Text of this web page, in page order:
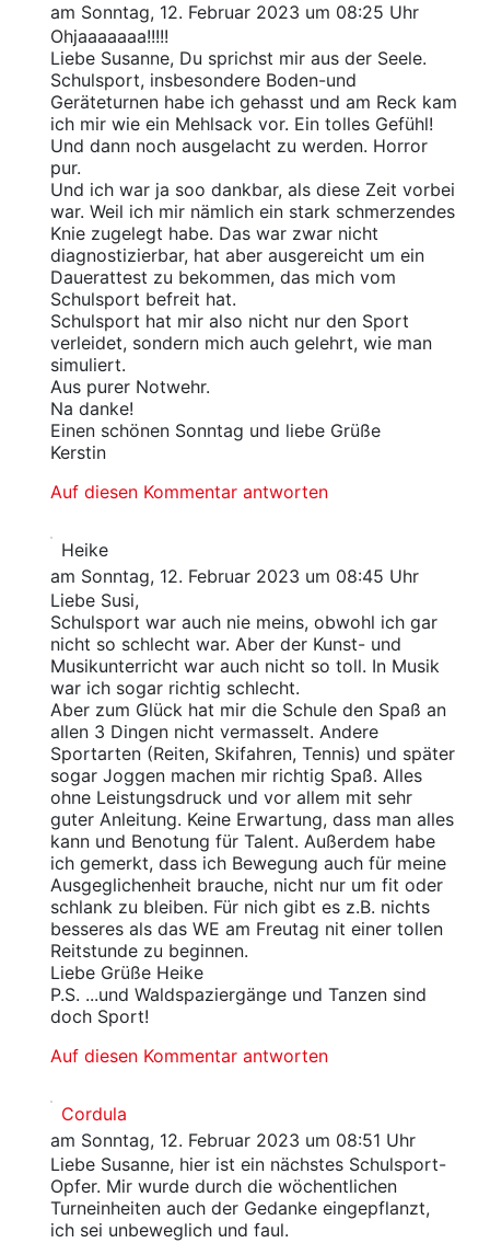
am Sonntag, 12. Februar 2023 um 08:25 Uhr
Ohjaaaaaaa!!!!!
Liebe Susanne, Du sprichst mir aus der Seele.
Schulsport, insbesondere Boden-und
Geräteturnen habe ich gehasst und am Reck kam
ich mir wie ein Mehlsack vor. Ein tolles Gefühl!
Und dann noch ausgelacht zu werden. Horror
pur.
Und ich war ja soo dankbar, als diese Zeit vorbei
war. Weil ich mir nämlich ein stark schmerzendes
Knie zugelegt habe. Das war zwar nicht
diagnostizierbar, hat aber ausgereicht um ein
Dauerattest zu bekommen, das mich vom
Schulsport befreit hat.
Schulsport hat mir also nicht nur den Sport
verleidet, sondern mich auch gelehrt, wie man
simuliert.
Aus purer Notwehr.
Na danke!
Einen schönen Sonntag und liebe Grüße
Kerstin
Auf diesen Kommentar antworten
Heike
am Sonntag, 12. Februar 2023 um 08:45 Uhr
Liebe Susi,
Schulsport war auch nie meins, obwohl ich gar
nicht so schlecht war. Aber der Kunst- und
Musikunterricht war auch nicht so toll. In Musik
war ich sogar richtig schlecht.
Aber zum Glück hat mir die Schule den Spaß an
allen 3 Dingen nicht vermasselt. Andere
Sportarten (Reiten, Skifahren, Tennis) und später
sogar Joggen machen mir richtig Spaß. Alles
ohne Leistungsdruck und vor allem mit sehr
guter Anleitung. Keine Erwartung, dass man alles
kann und Benotung für Talent. Außerdem habe
ich gemerkt, dass ich Bewegung auch für meine
Ausgeglichenheit brauche, nicht nur um fit oder
schlank zu bleiben. Für nich gibt es z.B. nichts
besseres als das WE am Freutag nit einer tollen
Reitstunde zu beginnen.
Liebe Grüße Heike
P.S. ...und Waldspaziergänge und Tanzen sind
doch Sport!
Auf diesen Kommentar antworten
Cordula
am Sonntag, 12. Februar 2023 um 08:51 Uhr
Liebe Susanne, hier ist ein nächstes Schulsport-
Opfer. Mir wurde durch die wöchentlichen
Turneinheiten auch der Gedanke eingepflanzt,
ich sei unbeweglich und faul.